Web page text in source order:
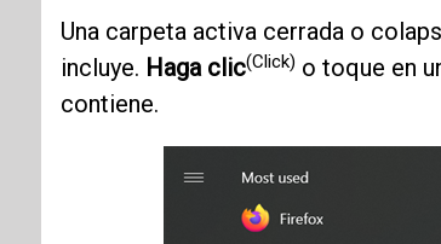
Una carpeta activa cerrada o
incluye. Haga clic(Click) o toque en
contiene.